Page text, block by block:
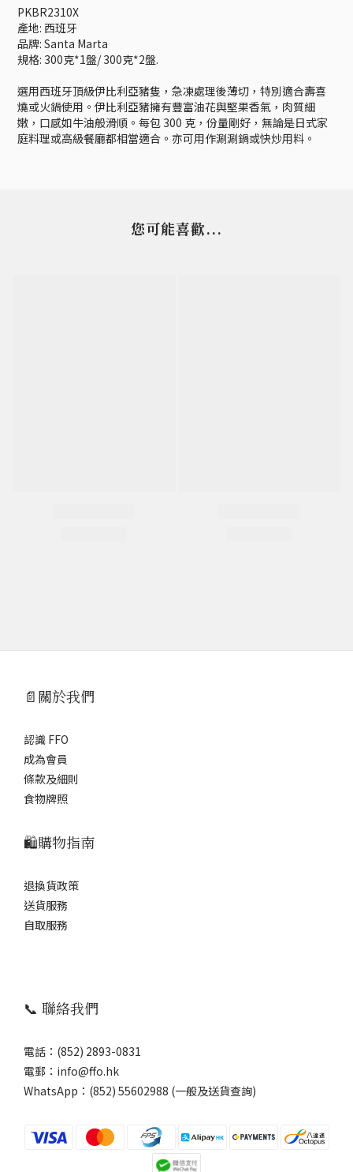
PKBR2310X
產地: 西班牙
品牌: Santa Marta
規格: 300克*1盤/ 300克*2盤.
選用西班牙頂級伊比利亞豬隻，急凍處理後薄切，特別適合壽喜
燒或火鍋使用。伊比利亞豬擁有豐富油花與堅果香氣，肉質細
嫩，口感如牛油般滑順。每包 300 克，份量剛好，無論是日式家
庭料理或高級餐廳都相當適合。亦可用作涮涮鍋或快炒用料。
您可能喜歡...
📄關於我們
認識 FFO
成為會員
條款及細則
食物牌照
🛍️購物指南
退換貨政策
送貨服務
自取服務
📞 聯絡我們
電話：(852) 2893-0831
電郵：info@ffo.hk
WhatsApp： (852) 55602988 (一般及送貨查詢)